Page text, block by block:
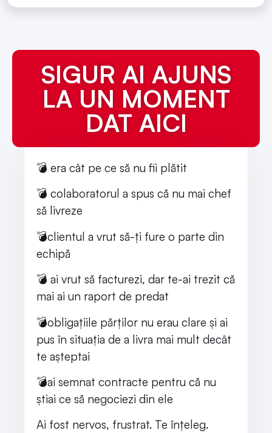
SIGUR AI AJUNS
LA UN MOMENT
DAT AICI
💣 era cât pe ce să nu fii plătit
💣 colaboratorul a spus că nu mai chef
să livreze
💣clientul a vrut să-ți fure o parte din
echipă
💣 ai vrut să facturezi, dar te-ai trezit că
mai ai un raport de predat
💣obligațiile părților nu erau clare și ai
pus în situația de a livra mai mult decât
te așteptai
💣ai semnat contracte pentru că nu
știai ce să negociezi din ele
Ai fost nervos, frustrat. Te înțeleg.